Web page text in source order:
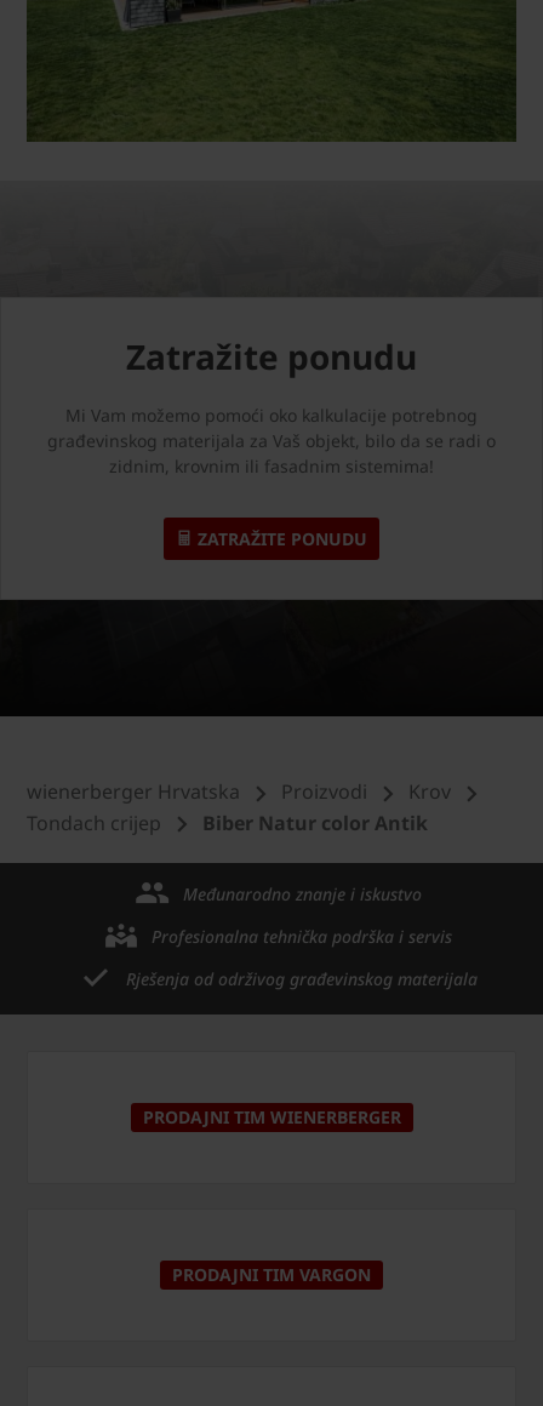
Zatražite ponudu
Mi Vam možemo pomoći oko kalkulacije potrebnog
građevinskog materijala za Vaš objekt, bilo da se radi o
zidnim, krovnim ili fasadnim sistemima!
ZATRAŽITE PONUDU
wienerberger Hrvatska Proizvodi
Krov
Tondach crijep
Biber Natur color Antik
Međunarodno znanje i iskustvo
Profesionalna tehnička podrška i servis
Rješenja od održivog građevinskog materijala
PRODAJNI TIM WIENERBERGER
PRODAJNI TIM VARGON